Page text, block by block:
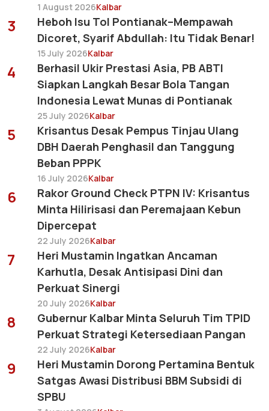
1 August 2026Kalbar
3
Heboh Isu Tol Pontianak–Mempawah
Dicoret, Syarif Abdullah: Itu Tidak Benar!
15 July 2026Kalbar
4
Berhasil Ukir Prestasi Asia, PB ABTI
Siapkan Langkah Besar Bola Tangan
Indonesia Lewat Munas di Pontianak
25 July 2026Kalbar
5
Krisantus Desak Pempus Tinjau Ulang
DBH Daerah Penghasil dan Tanggung
Beban PPPK
16 July 2026Kalbar
6
Rakor Ground Check PTPN IV: Krisantus
Minta Hilirisasi dan Peremajaan Kebun
Dipercepat
22 July 2026Kalbar
7
Heri Mustamin Ingatkan Ancaman
Karhutla, Desak Antisipasi Dini dan
Perkuat Sinergi
20 July 2026Kalbar
8
Gubernur Kalbar Minta Seluruh Tim TPID
Perkuat Strategi Ketersediaan Pangan
22 July 2026Kalbar
9
Heri Mustamin Dorong Pertamina Bentuk
Satgas Awasi Distribusi BBM Subsidi di
SPBU